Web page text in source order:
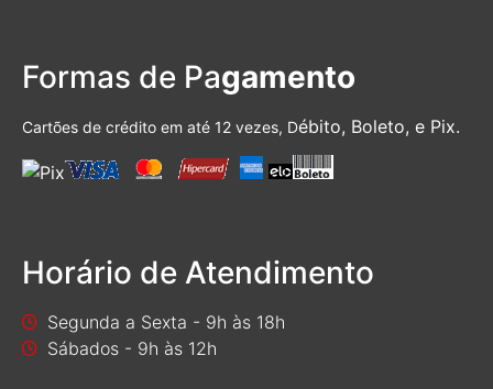
Formas de Pagamento
Cartões de crédito em até 12 vezes, Débito, Boleto, e Pix.
Horário de Atendimento
Segunda a Sexta - 9h às 18h
Sábados - 9h às 12h